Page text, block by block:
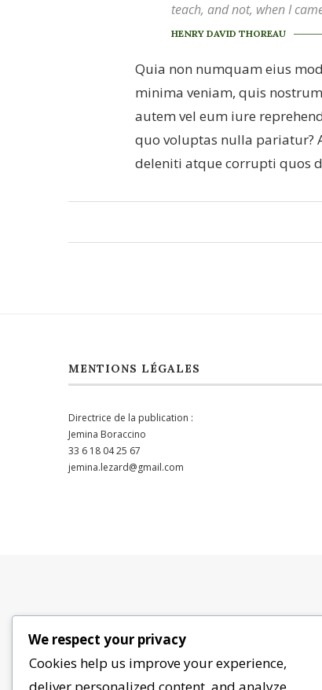
teach, and not, when I
HENRY DAVID THOREAU
Quia non numquam eius
minima veniam, quis
autem vel eum iure
quo voluptas nulla pariatur?
deleniti atque corrupti quos
MENTIONS LÉGALES
Directrice de la publication :
Jemina Boraccino
33 6 18 04 25 67
jemina.lezard@gmail.com
We respect your privacy
Cookies help us improve your experience,